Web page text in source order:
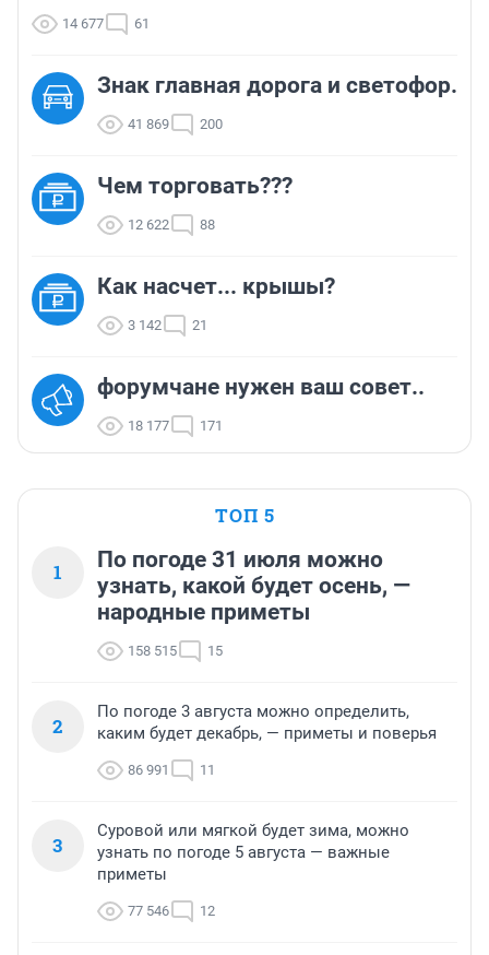
14 677 61
Знак главная дорога и светофор.
41 869 200
Чем торговать???
12 622 88
Как насчет... крышы?
3 142 21
форумчане нужен ваш совет..
18 177 171
ТОП 5
1
По погоде 31 июля можно
узнать, какой будет осень, —
народные приметы
158 515 15
2
По погоде 3 августа можно определить,
каким будет декабрь, — приметы и поверья
86 991 11
3
Суровой или мягкой будет зима, можно
узнать по погоде 5 августа — важные
приметы
77 546 12